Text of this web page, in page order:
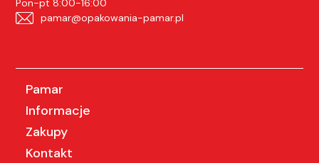
Pon-pt 8:00-16:00
pamar@opakowania-pamar.pl
Pamar
Informacje
Zakupy
Kontakt